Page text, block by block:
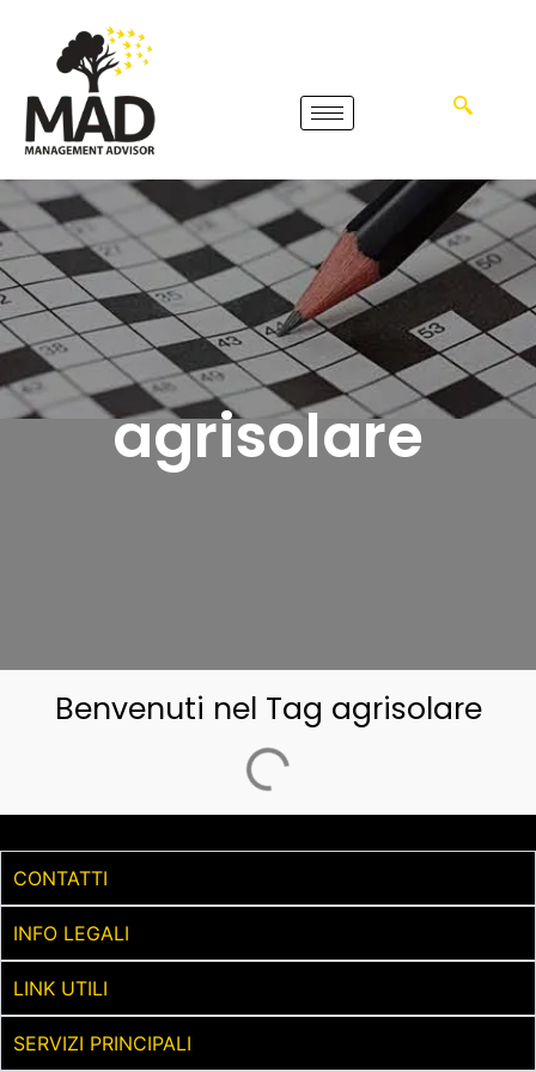
agrisolare
Benvenuti nel Tag agrisolare
CONTATTI
INFO LEGALI
LINK UTILI
SERVIZI PRINCIPALI